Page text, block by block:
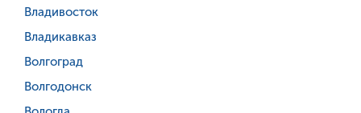
Владивосток
Владикавказ
Волгоград
Волгодонск